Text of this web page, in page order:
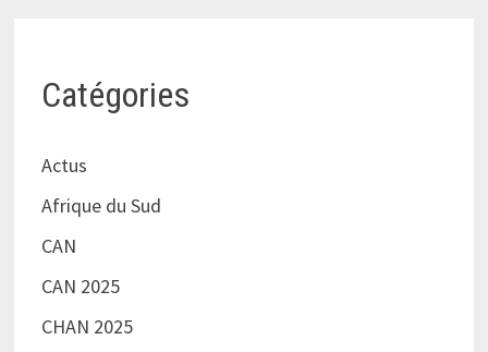
Catégories
Actus
Afrique du Sud
CAN
CAN 2025
CHAN 2025